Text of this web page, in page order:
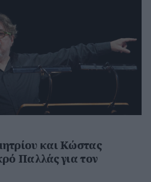
και Κώστας
Παλλάς για τον